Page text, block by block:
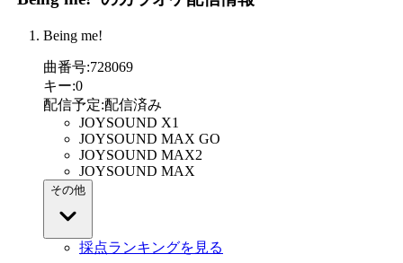
Being me!
曲番号:728069
キー:0
配信予定:配信済み
JOYSOUND X1
JOYSOUND MAX GO
JOYSOUND MAX2
JOYSOUND MAX
その他
採点ランキングを見る